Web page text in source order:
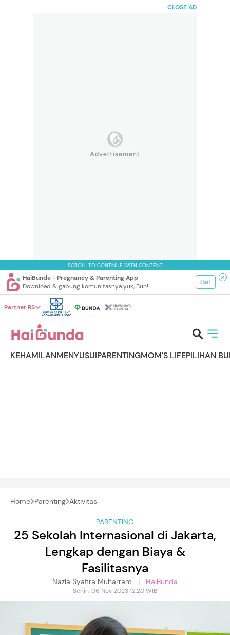
CLOSE AD
SCROLL TO CONTINUE WITH CONTENT
HaiBunda - Pregnancy & Parenting App
Download & gabung komunitasnya yuk, Bun!
Get
Partner RS
KEHAMILANMENYUSUIPARENTINGMOM'S LIFEPILIHAN
Home Parenting Aktivitas
PARENTING
25 Sekolah Internasional di Jakarta,
Lengkap dengan Biaya &
Fasilitasnya
Nazla Syafira Muharram | HaiBunda
Senin, 06 Nov 2023 12:20 WIB